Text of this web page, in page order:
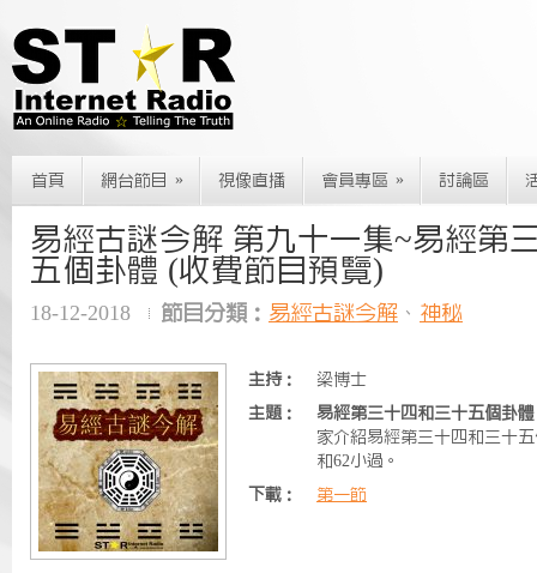
首頁 網台節目 » 視像直播 會員專區 » 討論區
易經古謎今解 第九十一集~易經第
五個卦體 (收費節目預覽)
18-12-2018 節目分類： 易經古謎今解 、 神秘
主持：
梁博士
主題：
易經第三十四和三十五個卦
家介紹易經第三十四和三十
和62小過。
下載：
第一節